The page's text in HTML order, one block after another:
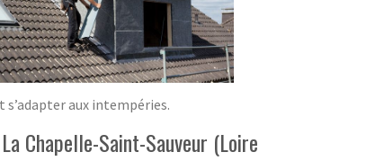
aux intempéries.
Chapelle-Saint-Sauveur (Loire